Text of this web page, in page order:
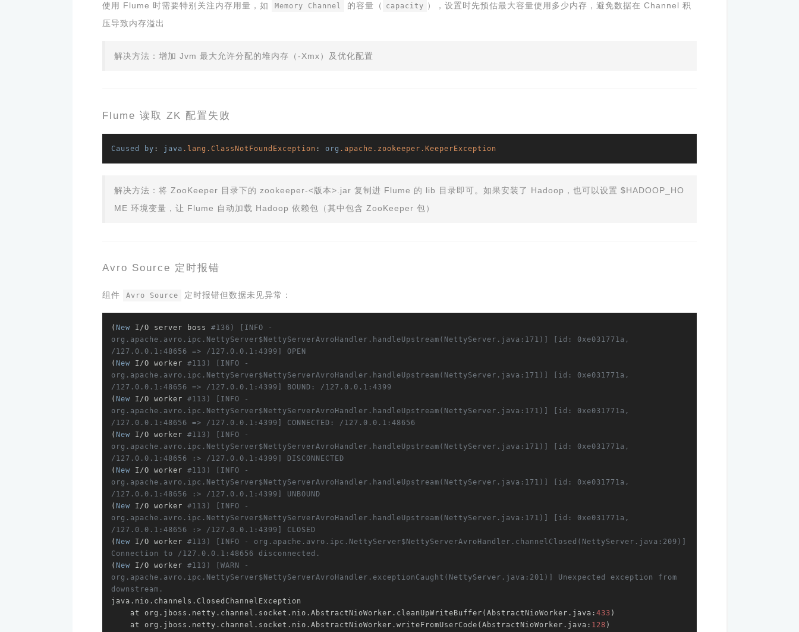
使用 Flume 时需要特别关注内存用量，如 Memory Channel 的容量（ capacity ），设置时先预估最大容量使用多少内存，避免数据在 Channel 积
压导致内存溢出
解决方法：增加 Jvm 最大允许分配的堆内存（-Xmx）及优化配置
Flume 读取 ZK 配置失败
Caused by : java .lang .ClassNotFoundException : org .apache .zookeeper .KeeperException
解决方法：将 ZooKeeper 目录下的 zookeeper-<版本>.jar 复制进 Flume 的 lib 目录即可。如果安装了 Hadoop，也可以设置 $HADOOP_HO
ME 环境变量，让 Flume 自动加载 Hadoop 依赖包（其中包含 ZooKeeper 包）
Avro Source 定时报错
组件 Avro Source 定时报错但数据未见异常：
( New I/O server boss #136) [INFO -
org.apache.avro.ipc.NettyServer$NettyServerAvroHandler.handleUpstream(NettyServer.java:171)] [id: 0xe031771a,
/127.0.0.1:48656 => /127.0.0.1:4399] OPEN
( New I/O worker #113) [INFO -
org.apache.avro.ipc.NettyServer$NettyServerAvroHandler.handleUpstream(NettyServer.java:171)] [id: 0xe031771a,
/127.0.0.1:48656 => /127.0.0.1:4399] BOUND: /127.0.0.1:4399
( New I/O worker #113) [INFO -
org.apache.avro.ipc.NettyServer$NettyServerAvroHandler.handleUpstream(NettyServer.java:171)] [id: 0xe031771a,
/127.0.0.1:48656 => /127.0.0.1:4399] CONNECTED: /127.0.0.1:48656
( New I/O worker #113) [INFO -
org.apache.avro.ipc.NettyServer$NettyServerAvroHandler.handleUpstream(NettyServer.java:171)] [id: 0xe031771a,
/127.0.0.1:48656 :> /127.0.0.1:4399] DISCONNECTED
( New I/O worker #113) [INFO -
org.apache.avro.ipc.NettyServer$NettyServerAvroHandler.handleUpstream(NettyServer.java:171)] [id: 0xe031771a,
/127.0.0.1:48656 :> /127.0.0.1:4399] UNBOUND
( New I/O worker #113) [INFO -
org.apache.avro.ipc.NettyServer$NettyServerAvroHandler.handleUpstream(NettyServer.java:171)] [id: 0xe031771a,
/127.0.0.1:48656 :> /127.0.0.1:4399] CLOSED
( New I/O worker #113) [INFO - org.apache.avro.ipc.NettyServer$NettyServerAvroHandler.channelClosed(NettyServer.java:209)]
Connection to /127.0.0.1:48656 disconnected.
( New I/O worker #113) [WARN -
org.apache.avro.ipc.NettyServer$NettyServerAvroHandler.exceptionCaught(NettyServer.java:201)] Unexpected exception from
downstream.
java.nio.channels.ClosedChannelException
    at org.jboss.netty.channel.socket.nio.AbstractNioWorker.cleanUpWriteBuffer(AbstractNioWorker.java:
433 )
    at org.jboss.netty.channel.socket.nio.AbstractNioWorker.writeFromUserCode(AbstractNioWorker.java:
128 )